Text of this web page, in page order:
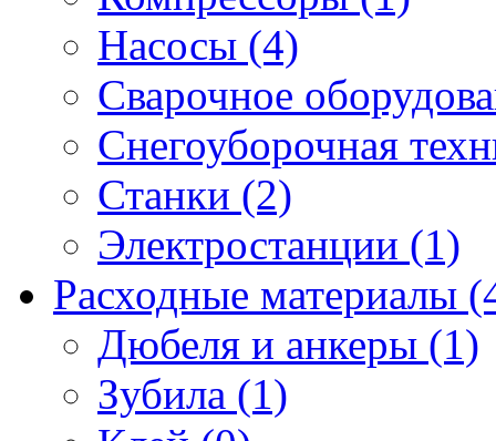
Насосы (4)
Сварочное
Снегоуборочная
Станки (2)
Электростанции (1)
Расходные материалы
Дюбеля и анкеры (1)
Зубила (1)